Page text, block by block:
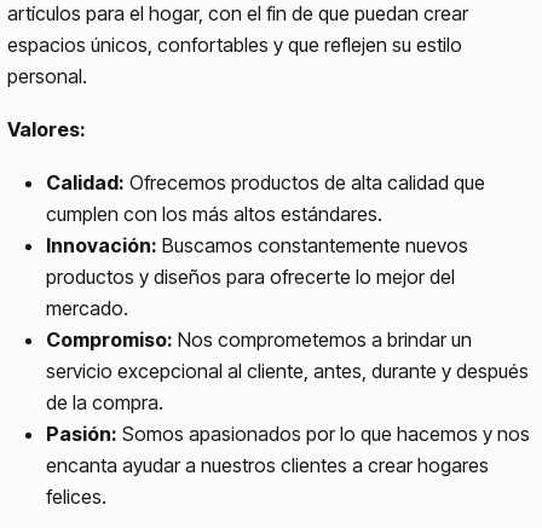
artículos para el hogar, con el fin de que puedan crear
espacios únicos, confortables y que reflejen su estilo
personal.
Valores:
Calidad: Ofrecemos productos de alta calidad que
cumplen con los más altos estándares.
Innovación: Buscamos constantemente nuevos
productos y diseños para ofrecerte lo mejor del
mercado.
Compromiso: Nos comprometemos a brindar un
servicio excepcional al cliente, antes, durante y después
de la compra.
Pasión: Somos apasionados por lo que hacemos y nos
encanta ayudar a nuestros clientes a crear hogares
felices.